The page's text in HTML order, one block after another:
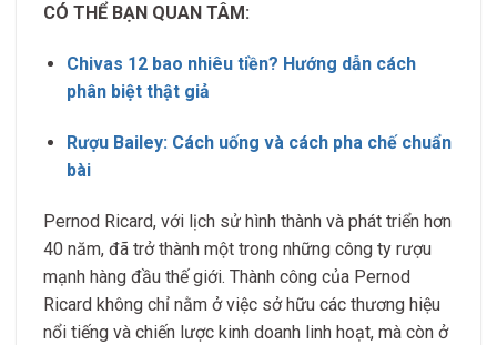
CÓ THỂ BẠN QUAN TÂM:
Chivas 12 bao nhiêu tiền? Hướng dẫn cách
phân biệt thật giả
Rượu Bailey: Cách uống và cách pha chế chuẩn
bài
Pernod Ricard, với lịch sử hình thành và phát triển hơn
40 năm, đã trở thành một trong những công ty rượu
mạnh hàng đầu thế giới. Thành công của Pernod
Ricard không chỉ nằm ở việc sở hữu các thương hiệu
nổi tiếng và chiến lược kinh doanh linh hoạt, mà còn ở